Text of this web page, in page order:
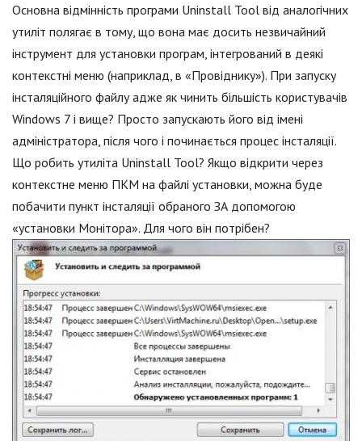
Основна відмінність програми Uninstall Tool від аналогічних
утиліт полягає в тому, що вона має досить незвичайний
інструмент для установки програм, інтегрований в деякі
контекстні меню (наприклад, в «Провіднику»). При запуску
інсталяційного файлу адже як чинить більшість користувачів
Windows 7 і вище? Просто запускають його від імені
адміністратора, після чого і починається процес інсталяції.
Що робить утиліта Uninstall Tool? Якщо відкрити через
контекстне меню ПКМ на файлі установки, можна буде
побачити пункт інсталяції обраного ЗА допомогою
«установки Монітора». Для чого він потрібен?